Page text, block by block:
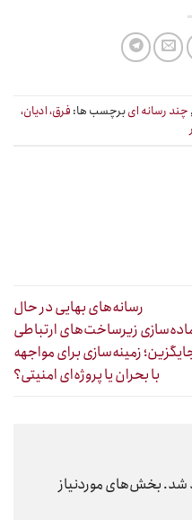
,چند رسانه ایبرچسب ها: فرق، ادیان،
رسانه‌های بهایی در حال
زیرساخت‌های ارتباطی
زمینه‌سازی برای مواجهه
با بحران یا پروژه‌ای امنیتی؟
شد.بخش‌های موردنیاز